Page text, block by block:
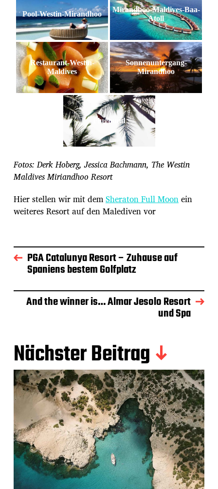
Pool-Westin-Mirandhoo
Mirandhoo-Maldives-Baa-
Atoll
Restaurant-Westin-
Maldives
Sonnenuntergang-
Mirandhoo
Flughund
Fotos: Derk Hoberg, Jessica Bachmann, The Westin
Maldives Miriandhoo Resort
Hier stellen wir mit demSheraton Full Moonein
weiteres Resort auf den Malediven vor
PGA Catalunya Resort – Zuhause auf
Spaniens bestem Golfplatz
And the winner is… Almar Jesolo Resort
und Spa
Nächster Beitrag